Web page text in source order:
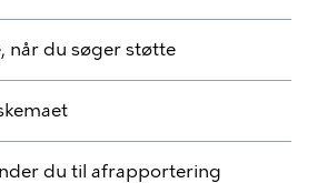
når du søger støtte
du til afrapportering